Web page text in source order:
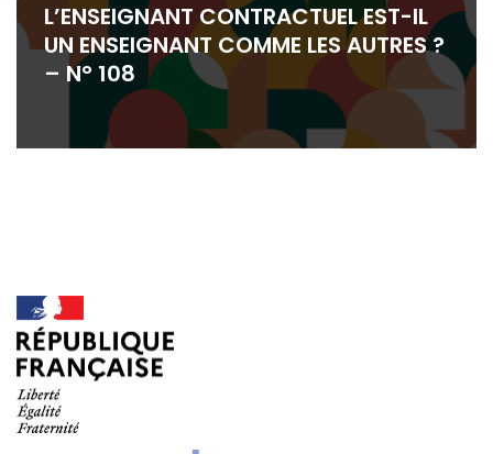
L’ENSEIGNANT CONTRACTUEL EST-IL
UN ENSEIGNANT COMME LES AUTRES ?
– N° 108